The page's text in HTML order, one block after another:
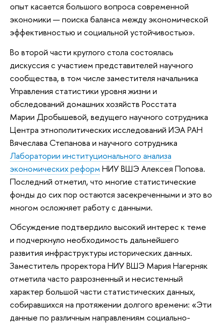
опыт касается большого вопроса современной
экономики — поиска баланса между экономической
эффективностью и социальной устойчивостью».
Во второй части круглого стола состоялась
дискуссия с участием представителей научного
сообщества, в том числе заместителя начальника
Управления статистики уровня жизни и
обследований домашних хозяйств Росстата
Марии Дробышевой, ведущего научного сотрудника
Центра этнополитических исследований ИЭА РАН
Вячеслава Степанова и научного сотрудника
Лаборатории институционального анализа
экономических реформ НИУ ВШЭ Алексея Попова.
Последний отметил, что многие статистические
фонды до сих пор остаются засекреченными и это во
многом осложняет работу с данными.
Обсуждение подтвердило высокий интерес к теме
и подчеркнуло необходимость дальнейшего
развития инфраструктуры исторических данных.
Заместитель проректора НИУ ВШЭ Мария Нагерняк
отметила часто разрозненный и несистемный
характер большой части статистических данных,
собиравшихся на протяжении долгого времени: «Эти
данные по различным направлениям социально-